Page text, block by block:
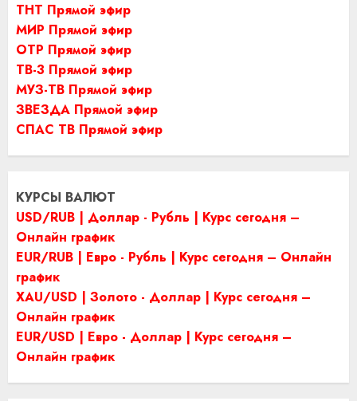
ТНТ Прямой эфир
МИР Прямой эфир
ОТР Прямой эфир
ТВ-3 Прямой эфир
МУЗ-ТВ Прямой эфир
ЗВЕЗДА Прямой эфир
СПАС ТВ Прямой эфир
КУРСЫ ВАЛЮТ
USD/RUB | Доллар - Рубль | Курс сегодня –
Онлайн график
EUR/RUB | Евро - Рубль | Курс сегодня – Онлайн
график
XAU/USD | Золото - Доллар | Курс сегодня –
Онлайн график
EUR/USD | Евро - Доллар | Курс сегодня –
Онлайн график